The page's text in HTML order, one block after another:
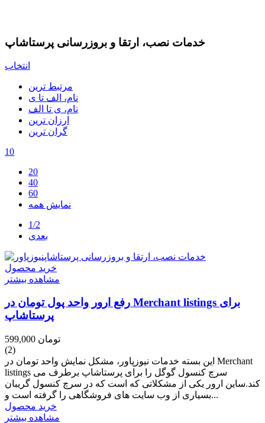
خدمات نصب، ارتقا و بروزرسانی پرستاشاپ
انتخاب
مرتبط ترین
نام، الف تا ی
نام، ی تا الف
ارزان ترین
گران ترین
10
20
40
60
نمایش همه
1/2
بعدی
خرید محصول
مشاهده بیشتر
رفع ارور واحد پول تومان در Merchant listings برای
پرستاشاپ
599,000 تومان
(2)
این بسته خدمات نیوزپاور، مشکل نمایش واحد تومان در Merchant
listings سرچ کنسول گوگل را برای پرستاشاپ برطرف می
کند.ساین ارور یکی از مشکلاتی که است که در سرچ کنسول گریبان
بسیاری از وب سایت های فروشگاهی را گرفته است و...
خرید محصول
مشاهده بیشتر